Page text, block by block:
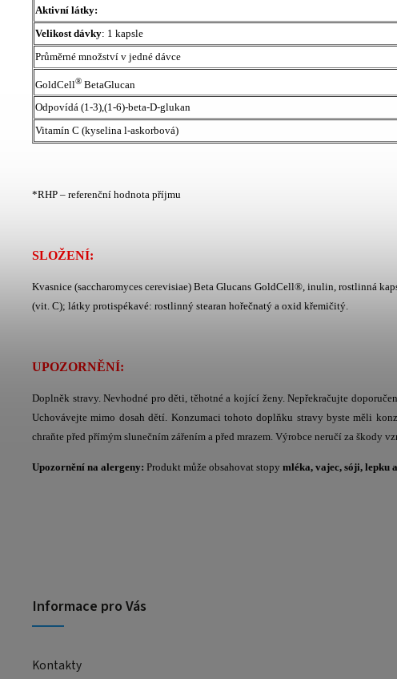
Aktivní látky:
Velikost dávky: 1 kapsle
Průměrné množství v jedné dávce
GoldCell® BetaGlucan
Odpovídá (1-3),(1-6)-beta-D-glukan
Vitamín C (kyselina l-askorbová)
*RHP – referenční hodnota příjmu
SLOŽENÍ:
Kvasnice (saccharomyces cerevisiae) Beta Glucans GoldCell®, inulin, rostlinná
(vit. C); látky protispékavé: rostlinný stearan hořečnatý a oxid křemičitý.
UPOZORNĚNÍ:
Doplněk stravy. Nevhodné pro děti, těhotné a kojící ženy. Nepřekračujte
Uchovávejte mimo dosah dětí. Konzumaci tohoto doplňku stravy byste měli
chraňte před přímým slunečním zářením a před mrazem. Výrobce neručí za škody
Upozornění na alergeny: Produkt může obsahovat stopy mléka, vajec, sóji, lepku
Informace pro Vás
Kontakty